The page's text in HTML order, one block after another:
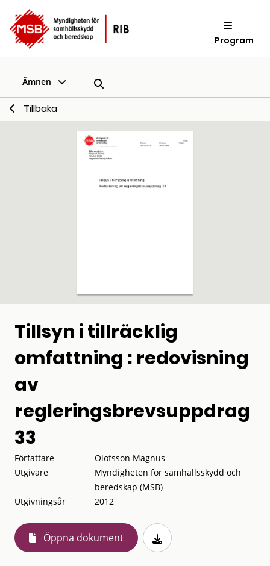
Program
Ämnen
Tillbaka
Tillsyn i tillräcklig
omfattning : redovisning
av
regleringsbrevsuppdrag
33
Författare
Olofsson Magnus
Utgivare
Myndigheten för samhällsskydd och
beredskap (MSB)
Utgivningsår
2012
Öppna dokument